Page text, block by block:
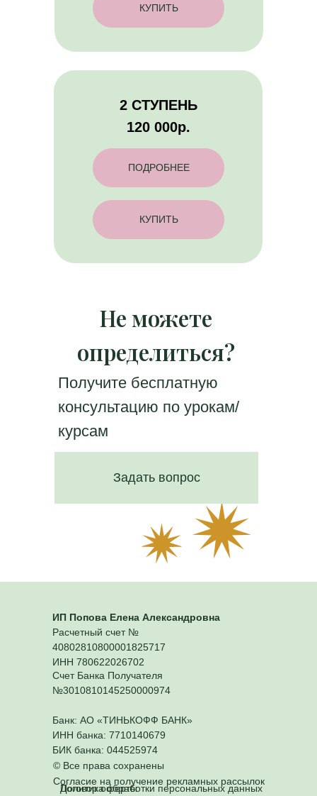
КУПИТЬ
ПОДРОБНЕЕ
КУПИТЬ
2 СТУПЕНЬ
120 000р.
Не можете
определиться?
Получите бесплатную
консультацию по урокам/
курсам
Задать вопрос
ИП Попова Елена Александровна
Расчетный счет №
40802810800001825717
ИНН 780622026702
Счет Банка Получателя
№3010810145250000974
Банк: АО «ТИНЬКОФФ БАНК»
ИНН банка: 7710140679
БИК банка: 044525974
© Все права сохранены
Согласие на получение рекламных рассылок
Политика обработки персональных данных
Договор оферты